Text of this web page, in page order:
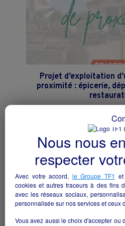
Projet d’exploitation
proximité : épicerie,
Hôtellerie et
Nous nous
respecter
Avec votre accord, le Groupe TF1
cookies et autres traceurs à des fins
avec les réseaux sociaux,
personnalisée sur nos services et ceux
Vous avez aussi le choix d'accepter ou